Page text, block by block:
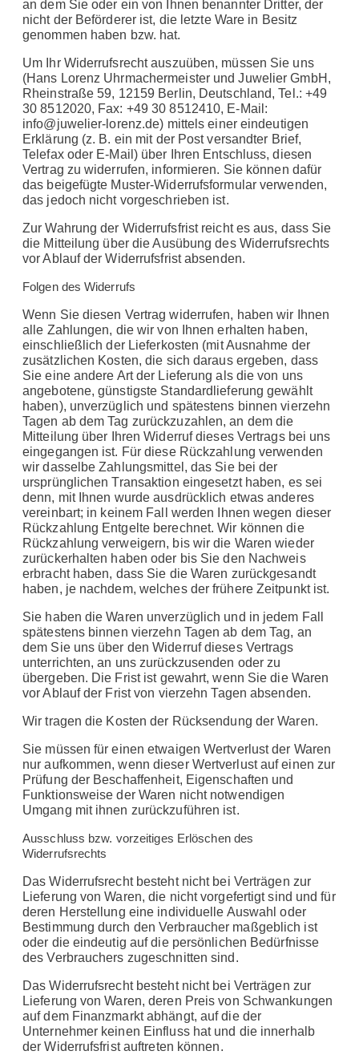
an dem Sie oder ein von Ihnen benannter Dritter, der
nicht der Beförderer ist, die letzte Ware in Besitz
genommen haben bzw. hat.
Um Ihr Widerrufsrecht auszuüben, müssen Sie uns
(Hans Lorenz Uhrmachermeister und Juwelier GmbH,
Rheinstraße 59, 12159 Berlin, Deutschland, Tel.: +49
30 8512020, Fax: +49 30 8512410, E-Mail:
info@juwelier-lorenz.de) mittels einer eindeutigen
Erklärung (z. B. ein mit der Post versandter Brief,
Telefax oder E-Mail) über Ihren Entschluss, diesen
Vertrag zu widerrufen, informieren. Sie können dafür
das beigefügte Muster-Widerrufsformular verwenden,
das jedoch nicht vorgeschrieben ist.
Zur Wahrung der Widerrufsfrist reicht es aus, dass Sie
die Mitteilung über die Ausübung des Widerrufsrechts
vor Ablauf der Widerrufsfrist absenden.
Folgen des Widerrufs
Wenn Sie diesen Vertrag widerrufen, haben wir Ihnen
alle Zahlungen, die wir von Ihnen erhalten haben,
einschließlich der Lieferkosten (mit Ausnahme der
zusätzlichen Kosten, die sich daraus ergeben, dass
Sie eine andere Art der Lieferung als die von uns
angebotene, günstigste Standardlieferung gewählt
haben), unverzüglich und spätestens binnen vierzehn
Tagen ab dem Tag zurückzuzahlen, an dem die
Mitteilung über Ihren Widerruf dieses Vertrags bei uns
eingegangen ist. Für diese Rückzahlung verwenden
wir dasselbe Zahlungsmittel, das Sie bei der
ursprünglichen Transaktion eingesetzt haben, es sei
denn, mit Ihnen wurde ausdrücklich etwas anderes
vereinbart; in keinem Fall werden Ihnen wegen dieser
Rückzahlung Entgelte berechnet. Wir können die
Rückzahlung verweigern, bis wir die Waren wieder
zurückerhalten haben oder bis Sie den Nachweis
erbracht haben, dass Sie die Waren zurückgesandt
haben, je nachdem, welches der frühere Zeitpunkt ist.
Sie haben die Waren unverzüglich und in jedem Fall
spätestens binnen vierzehn Tagen ab dem Tag, an
dem Sie uns über den Widerruf dieses Vertrags
unterrichten, an uns zurückzusenden oder zu
übergeben. Die Frist ist gewahrt, wenn Sie die Waren
vor Ablauf der Frist von vierzehn Tagen absenden.
Wir tragen die Kosten der Rücksendung der Waren.
Sie müssen für einen etwaigen Wertverlust der Waren
nur aufkommen, wenn dieser Wertverlust auf einen zur
Prüfung der Beschaffenheit, Eigenschaften und
Funktionsweise der Waren nicht notwendigen
Umgang mit ihnen zurückzuführen ist.
Ausschluss bzw. vorzeitiges Erlöschen des
Widerrufsrechts
Das Widerrufsrecht besteht nicht bei Verträgen zur
Lieferung von Waren, die nicht vorgefertigt sind und für
deren Herstellung eine individuelle Auswahl oder
Bestimmung durch den Verbraucher maßgeblich ist
oder die eindeutig auf die persönlichen Bedürfnisse
des Verbrauchers zugeschnitten sind.
Das Widerrufsrecht besteht nicht bei Verträgen zur
Lieferung von Waren, deren Preis von Schwankungen
auf dem Finanzmarkt abhängt, auf die der
Unternehmer keinen Einfluss hat und die innerhalb
der Widerrufsfrist auftreten können.